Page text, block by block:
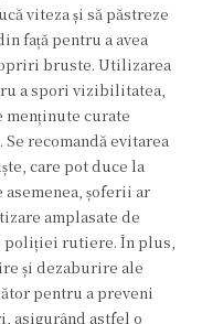
viteza și să păstreze
față pentru a avea
bruste. Utilizarea
a spori vizibilitatea,
curate
recomandă evitarea
care pot duce la
șoferii ar
amplasate de
rutiere. În plus,
și dezaburire ale
pentru a preveni
asigurând astfel o